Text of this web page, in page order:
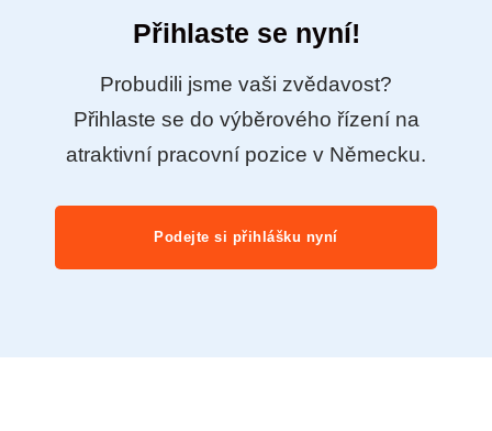
Přihlaste se nyní!
Probudili jsme vaši zvědavost?
Přihlaste se do výběrového řízení na
atraktivní pracovní pozice v Německu.
Podejte si přihlášku nyní